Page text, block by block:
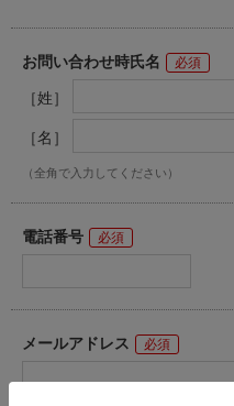
お問い合わせ時氏名
［姓］
［名］
（全角で入力してください）
電話番号
メールアドレス